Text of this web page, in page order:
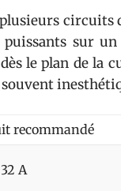
plusieurs
sur
le plan de la
recommandé
A